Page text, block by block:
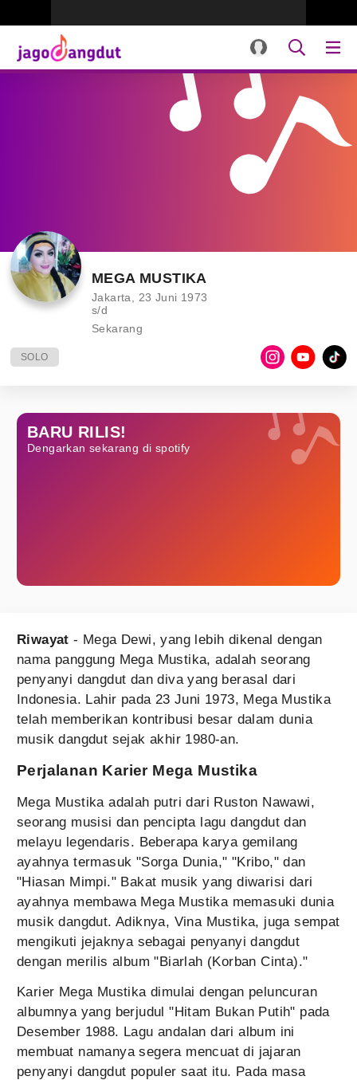
MEGA MUSTIKA
Jakarta, 23 Juni 1973
s/d
Sekarang
SOLO
BARU RILIS!
Dengarkan sekarang di spotify
Riwayat- Mega Dewi, yang lebih dikenal dengan
nama panggung Mega Mustika, adalah seorang
penyanyi dangdut dan diva yang berasal dari
Indonesia. Lahir pada 23 Juni 1973, Mega Mustika
telah memberikan kontribusi besar dalam dunia
musik dangdut sejak akhir 1980-an.
Perjalanan Karier Mega Mustika
Mega Mustika adalah putri dari Ruston Nawawi,
seorang musisi dan pencipta lagu dangdut dan
melayu legendaris. Beberapa karya gemilang
ayahnya termasuk "Sorga Dunia," "Kribo," dan
"Hiasan Mimpi." Bakat musik yang diwarisi dari
ayahnya membawa Mega Mustika memasuki dunia
musik dangdut. Adiknya, Vina Mustika, juga sempat
mengikuti jejaknya sebagai penyanyi dangdut
dengan merilis album "Biarlah (Korban Cinta)."
Karier Mega Mustika dimulai dengan peluncuran
albumnya yang berjudul "Hitam Bukan Putih" pada
Desember 1988. Lagu andalan dari album ini
membuat namanya segera mencuat di jajaran
penyanyi dangdut populer saat itu. Pada masa